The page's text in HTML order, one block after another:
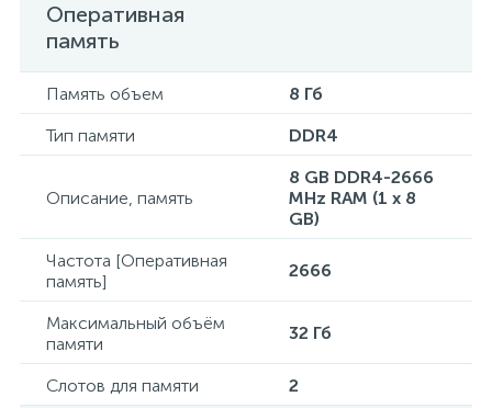
Оперативная
память
Память объем
8 Гб
Тип памяти
DDR4
Описание, память
8 GB DDR4-2666
MHz RAM (1 x 8
GB)
Частота [Оперативная
память]
2666
Максимальный объём
памяти
32 Гб
Слотов для памяти 2